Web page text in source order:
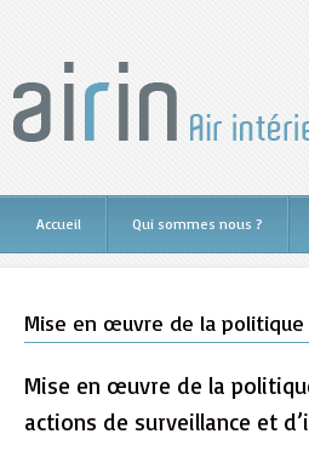
Accueil Qui sommes nous ?
Mise en œuvre de la politique
Mise en œuvre de la
actions de surveillance et